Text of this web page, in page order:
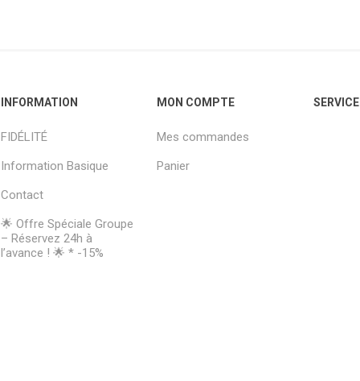
INFORMATION
FIDÉLITÉ
Information Basique
Contact
🌟 Offre Spéciale Groupe
– Réservez 24h à
l’avance ! 🌟 * -15%
MON COMPTE
Mes commandes
Panier